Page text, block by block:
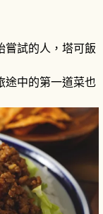
嘗試的人，塔可飯
途中的第一道菜也